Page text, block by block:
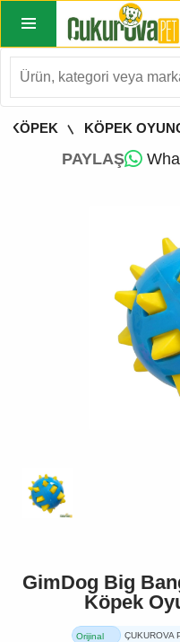
KÖPEK KÖPEK
PAYLAŞ
GimDog Big
Köpek
Orijinal
ÇUKUROVA